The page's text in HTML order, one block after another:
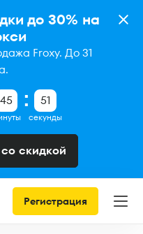
до 30% на
Froxy. До 31
45 50
секунды
скидкой
Регистрация